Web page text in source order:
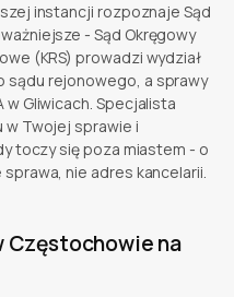
instancji rozpoznaje Sąd
- Sąd Okręgowy
(KRS) prowadzi wydział
rejonowego, a sprawy
Gliwicach. Specjalista
w Twojej sprawie i
toczy się poza miastem - o
nie adres kancelarii.
Częstochowie na